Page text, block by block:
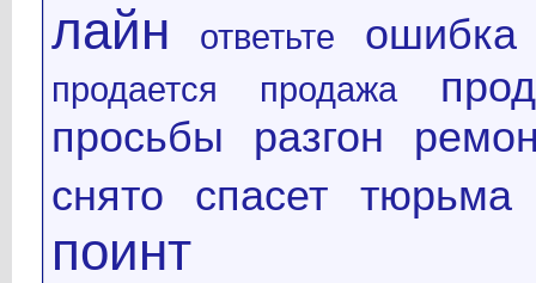
лайн ответьте ошибка
продается продажа
просьбы
разгон
снято
спасет тюрьма
поинт